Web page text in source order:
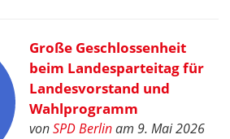
Große Geschlossenheit
beim Landesparteitag für
Landesvorstand und
Wahlprogramm
vonSPD Berlinam 9. Mai 2026